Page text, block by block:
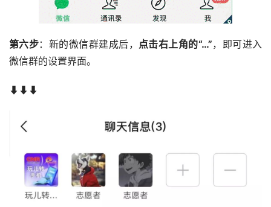
第六步：新的微信群建成后， 点击右上角的“…”，即可进入
微信群的设置界面。
⬇⬇⬇